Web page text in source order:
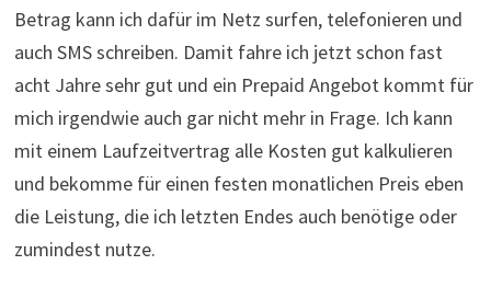
Betrag kann ich dafür im Netz surfen, telefonieren und
auch SMS schreiben. Damit fahre ich jetzt schon fast
acht Jahre sehr gut und ein Prepaid Angebot kommt für
mich irgendwie auch gar nicht mehr in Frage. Ich kann
mit einem Laufzeitvertrag alle Kosten gut kalkulieren
und bekomme für einen festen monatlichen Preis eben
die Leistung, die ich letzten Endes auch benötige oder
zumindest nutze.